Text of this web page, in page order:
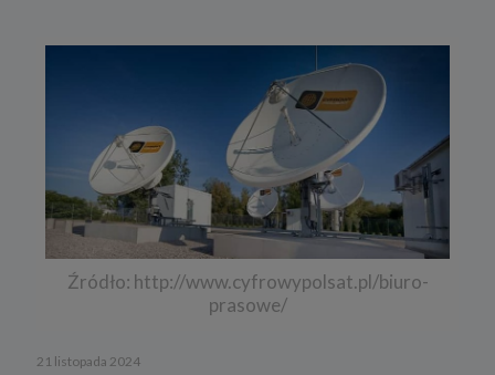
Źródło: http://www.cyfrowypolsat.pl/biuro-
prasowe/
21 listopada 2024